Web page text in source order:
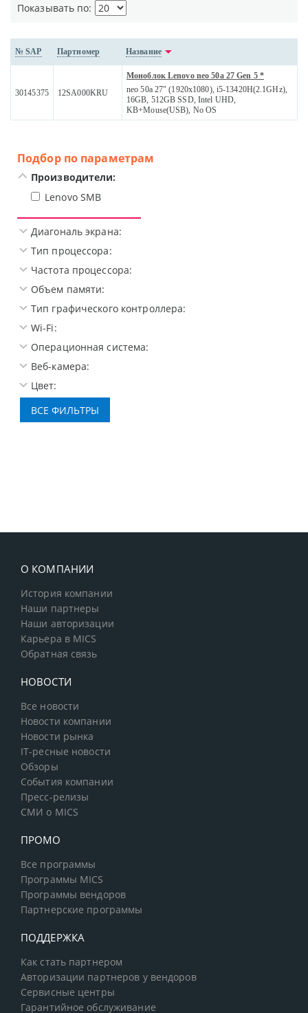
Показывать по:
№ SAP Партномер Название
30145375 12SA000KRU
Моноблок Lenovo neo 50a 27 Gen 5 *
neo 50a 27" (1920x1080), i5-13420H(2.1GHz),
16GB, 512GB SSD, Intel UHD,
KB+Mouse(USB), No OS
Подбор по параметрам
Производители:
Lenovo SMB
Диагональ экрана:
Тип процессора:
Частота процессора:
Объем памяти:
Тип графического контроллера:
Wi-Fi:
Операционная система:
Веб-камера:
Цвет:
О КОМПАНИИ
История компании
Наши партнеры
Наши авторизации
Карьера в MICS
Обратная связь
НОВОСТИ
Все новости
Новости компании
Новости рынка
IT-ресные новости
Обзоры
События компании
Пресс-релизы
СМИ о MICS
ПРОМО
Все программы
Программы MICS
Программы вендоров
Партнерские программы
ПОДДЕРЖКА
Как стать партнером
Авторизации партнеров у вендоров
Сервисные центры
Гарантийное обслуживание